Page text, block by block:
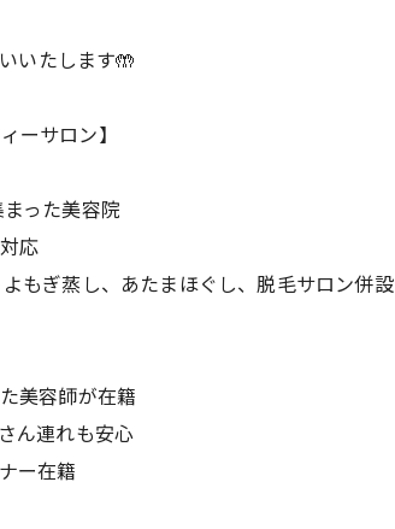
いたします🤲
ーサロン】
った美容院
応
もぎ蒸し、あたまほぐし、脱毛サロン併設
美容師が在籍
ん連れも安心
ー在籍